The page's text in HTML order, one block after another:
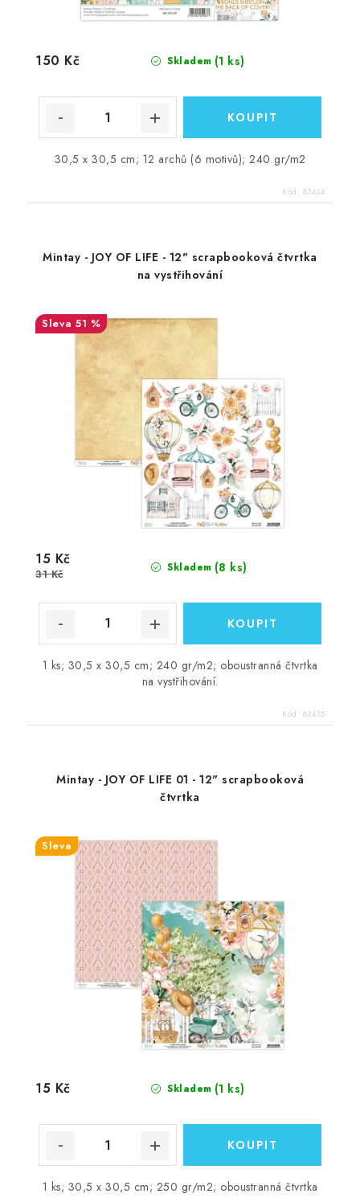
Skladem (1 ks)
150 Kč
30,5 x 30,5 cm; 12 archů (6 motivů); 240 gr/m2
Kód: 83434
Mintay - JOY OF LIFE - 12" scrapbooková čtvrtka
na vystřihování
51 %
Skladem (8 ks)
15 Kč
31 Kč
1 ks; 30,5 x 30,5 cm; 240 gr/m2; oboustranná čtvrtka
na vystřihování.
Kód: 83435
Mintay - JOY OF LIFE 01 - 12" scrapbooková
čtvrtka
Sleva
Skladem (1 ks)
15 Kč
1 ks; 30,5 x 30,5 cm; 250 gr/m2; oboustranná čtvrtka